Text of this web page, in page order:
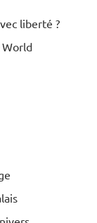
liberté ?
World